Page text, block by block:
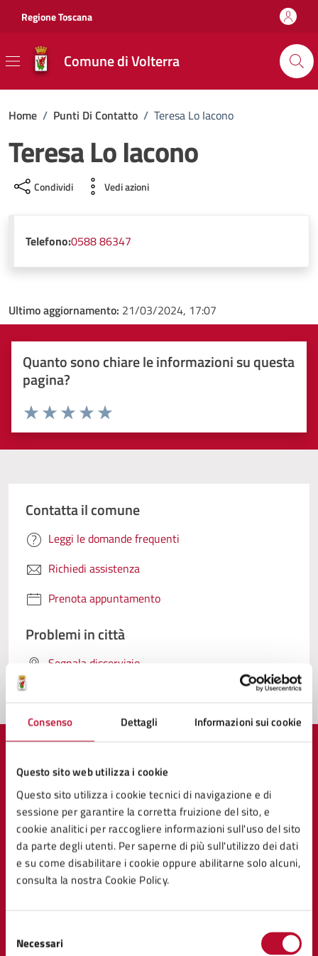
Consenso Dettagli Informazioni sui cookie
Questo sito web utilizza i cookie
Questo sito utilizza i cookie tecnici di navigazione e di
sessione per garantire la corretta fruizione del sito, e
cookie analitici per raccogliere informazioni sull'uso del sito
da parte degli utenti. Per saperne di più sull'utilizzo dei dati
e su come disabilitare i cookie oppure abilitarne solo alcuni,
consulta la nostra Cookie Policy.
delNecessari
Regione Toscana
Comune di Volterra
Home / Punti Di Contatto / Teresa Lo Iacono
Teresa Lo Iacono
Condividi Vedi azioni
Telefono:0588 86347
Ultimo aggiornamento: 21/03/2024, 17:07
Quanto sono chiare le informazioni su questa
pagina?
Valuta 5 stelle su 5
Valuta 4 stelle su 5
Valuta 3 stelle su 5
Valuta 2 stelle su 5
Valuta 1 stelle su 5
Contatta il comune
Leggi le domande frequenti
Richiedi assistenza
Prenota appuntamento
Problemi in città
Segnala disservizio
Comune di Volterra
AMMINISTRAZIONE
Organi di governo
Aree amministrative
Politici